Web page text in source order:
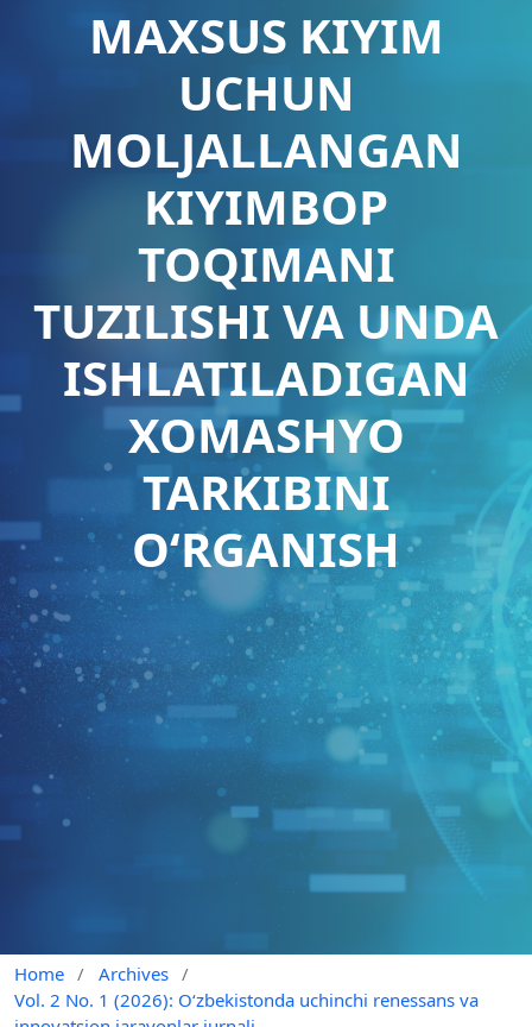
MAXSUS KIYIM
UCHUN
MOLJALLANGAN
KIYIMBOP
TOQIMANI
TUZILISHI VA UNDA
ISHLATILADIGAN
XOMASHYO
TARKIBINI
O‘RGANISH
Home / Archives /
Vol. 2 No. 1 (2026): O‘zbekistonda uchinchi renessans va